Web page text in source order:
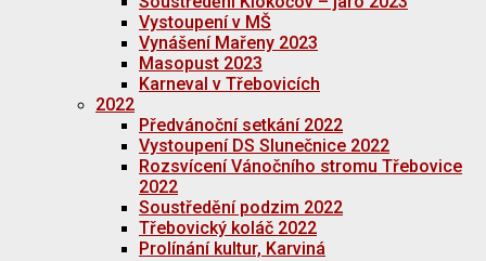
Vystoupení v MŠ
Vynášení Mařeny 2023
Masopust 2023
Karneval v Třebovicích
2022
Předvánoční setkání 2022
Vystoupení DS Slunečnice 2022
Rozsvícení Vánočního stromu Třebovice
2022
Soustředění podzim 2022
Třebovický koláč 2022
Prolínání kultur, Karviná